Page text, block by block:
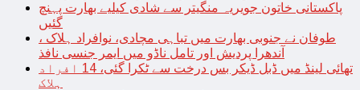
پاکستانی خاتون جویریہ منگیتر سے شادی کیلیے بھارت پہنچ
گئیں
طوفان نے جنوبی بھارت میں تباہی مچادی، نوافراد ہلاک ،
آندھرا پردیش اور تامل ناڈو میں ایمر جنسی نافذ
تھائی لینڈ میں ڈبل ڈیکر بس درخت سے ٹکرا گئی، 14 افراد
ہلاک